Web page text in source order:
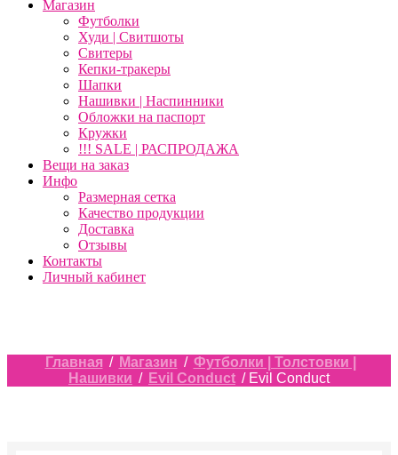
Магазин
Футболки
Худи | Свитшоты
Свитеры
Кепки-тракеры
Шапки
Нашивки | Наспинники
Обложки на паспорт
Кружки
!!! SALE | РАСПРОДАЖА
Вещи на заказ
Инфо
Размерная сетка
Качество продукции
Доставка
Отзывы
Контакты
Личный кабинет
Главная / Магазин / Футболки | Толстовки |
Нашивки / Evil Conduct / Evil Conduct